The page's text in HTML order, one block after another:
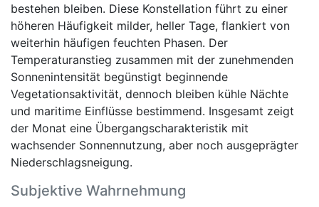
bestehen bleiben. Diese Konstellation führt zu einer
höheren Häufigkeit milder, heller Tage, flankiert von
weiterhin häufigen feuchten Phasen. Der
Temperaturanstieg zusammen mit der zunehmenden
Sonnenintensität begünstigt beginnende
Vegetationsaktivität, dennoch bleiben kühle Nächte
und maritime Einflüsse bestimmend. Insgesamt zeigt
der Monat eine Übergangscharakteristik mit
wachsender Sonnennutzung, aber noch ausgeprägter
Niederschlagsneigung.
Subjektive Wahrnehmung